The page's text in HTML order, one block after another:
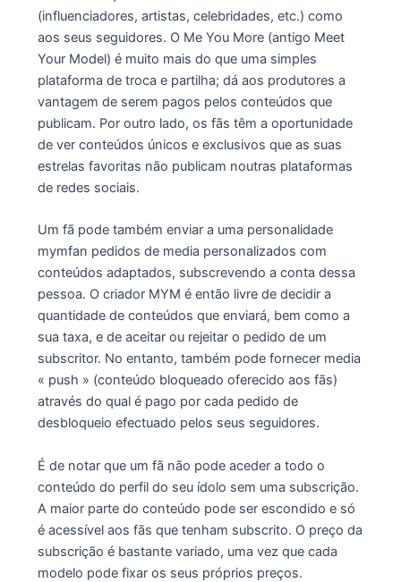
(influenciadores, artistas, celebridades, etc.) como
aos seus seguidores. O Me You More (antigo Meet
Your Model) é muito mais do que uma simples
plataforma de troca e partilha; dá aos produtores a
vantagem de serem pagos pelos conteúdos que
publicam. Por outro lado, os fãs têm a oportunidade
de ver conteúdos únicos e exclusivos que as suas
estrelas favoritas não publicam noutras plataformas
de redes sociais.
Um fã pode também enviar a uma personalidade
mymfan pedidos de media personalizados com
conteúdos adaptados, subscrevendo a conta dessa
pessoa. O criador MYM é então livre de decidir a
quantidade de conteúdos que enviará, bem como a
sua taxa, e de aceitar ou rejeitar o pedido de um
subscritor. No entanto, também pode fornecer media
« push » (conteúdo bloqueado oferecido aos fãs)
através do qual é pago por cada pedido de
desbloqueio efectuado pelos seus seguidores.
É de notar que um fã não pode aceder a todo o
conteúdo do perfil do seu ídolo sem uma subscrição.
A maior parte do conteúdo pode ser escondido e só
é acessível aos fãs que tenham subscrito. O preço da
subscrição é bastante variado, uma vez que cada
modelo pode fixar os seus próprios preços.